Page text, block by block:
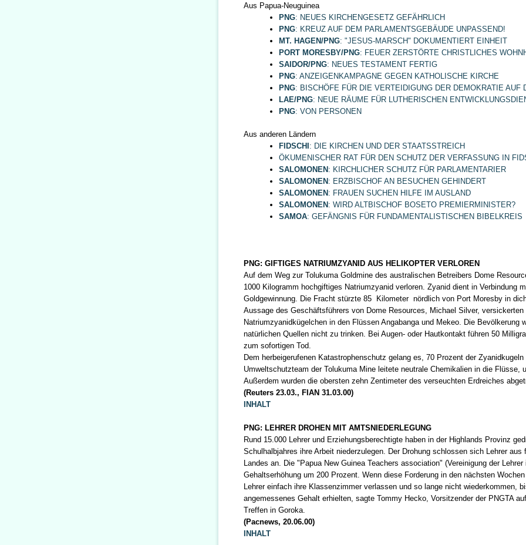
Aus Papua-Neuguinea
PNG: NEUES KIRCHENGESETZ GEFÄHRLICH
PNG: KREUZ AUF DEM PARLAMENTSGEBÄUDE UNPASSEND!
MT. HAGEN/PNG: "JESUS-MARSCH" DOKUMENTIERT EINHEIT
PORT MORESBY/PNG: FEUER ZERSTÖRTE CHRISTLICHES
SAIDOR/PNG: NEUES TESTAMENT FERTIG
PNG: ANZEIGENKAMPAGNE GEGEN KATHOLISCHE KIRCHE
PNG: BISCHÖFE FÜR DIE VERTEIDIGUNG DER DEMOKRATIE AUF
LAE/PNG: NEUE RÄUME FÜR LUTHERISCHEN
PNG: VON PERSONEN
Aus anderen Ländern
FIDSCHI : DIE KIRCHEN UND DER STAATSSTREICH
ÖKUMENISCHER RAT FÜR DEN SCHUTZ DER VERFASSUNG IN
SALOMONEN : KIRCHLICHER SCHUTZ FÜR PARLAMENTARIER
SALOMONEN : ERZBISCHOF AN BESUCHEN GEHINDERT
SALOMONEN : FRAUEN SUCHEN HILFE IM AUSLAND
SALOMONEN : WIRD ALTBISCHOF BOSETO PREMIERMINISTER?
SAMOA: GEFÄNGNIS FÜR FUNDAMENTALISTISCHEN BIBELKREIS
PNG: GIFTIGES NATRIUMZYANID AUS HELIKOPTER VERLOREN
Auf dem Weg zur Tolukuma Goldmine des australischen Betreibers Dome
1000 Kilogramm hochgiftiges Natriumzyanid verloren. Zyanid dient in Verbindung
Goldgewinnung. Die Fracht stürzte 85 Kilometer nördlich von Port Moresby in
Aussage des Geschäftsführers von Dome Resources, Michael Silver,
Natriumzyanidkügelchen in den Flüssen Angabanga und Mekeo. Die Bevölkerung
natürlichen Quellen nicht zu trinken. Bei Augen- oder Hautkontakt führen 50
zum sofortigen Tod.
Dem herbeigerufenen Katastrophenschutz gelang es, 70 Prozent der Zyanidkugeln
Umweltschutzteam der Tolukuma Mine leitete neutrale Chemikalien in die Flüsse,
Außerdem wurden die obersten zehn Zentimeter des verseuchten Erdreiches
(Reuters 23.03., FIAN 31.03.00)
INHALT
PNG: LEHRER DROHEN MIT AMTSNIEDERLEGUNG
Rund 15.000 Lehrer und Erziehungsberechtigte haben in der Highlands Provinz
Schulhalbjahres ihre Arbeit niederzulegen. Der Drohung schlossen sich Lehrer aus
Landes an. Die "Papua New Guinea Teachers association" (Vereinigung der
Gehaltserhöhung um 200 Prozent. Wenn diese Forderung in den nächsten
Lehrer einfach ihre Klassenzimmer verlassen und so lange nicht wiederkommen,
angemessenes Gehalt erhielten, sagte Tommy Hecko, Vorsitzender der PNGTA
Treffen in Goroka.
(Pacnews, 20.06.00)
INHALT